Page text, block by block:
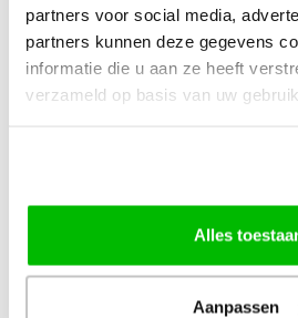
partners voor social media,
partners kunnen deze gegevens
informatie die u aan ze heeft
verzameld op basis van uw
Alles
Aanpassen
Op het gebied van sokkenwol is
sokken wol, hebben wij ook de
Wij zien u graag in onze winkel!